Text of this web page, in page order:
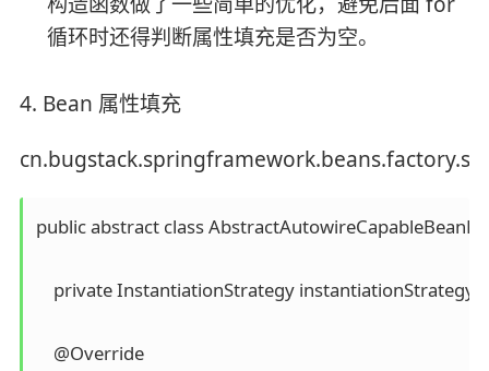
循环时还得判断属性填充是否为空。
4. Bean 属性填充
public abstract class
private InstantiationStrategy
    @Override